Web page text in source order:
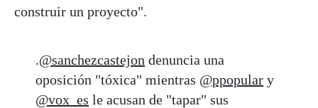
construir un proyecto".
.@sanchezcastejon denuncia una
oposición "tóxica" mientras @ppopular y
@vox_es le acusan de "tapar" sus